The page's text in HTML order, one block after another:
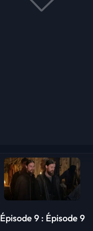
Épisode 9 : Épisode 9